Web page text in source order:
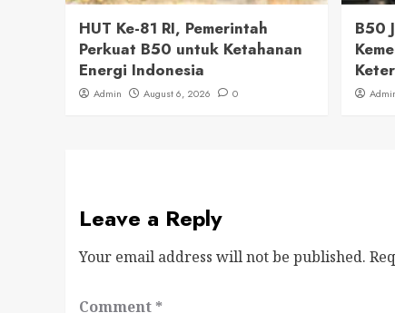
HUT Ke-81 RI, Pemerintah
Perkuat B50 untuk Ketahanan
Energi Indonesia
Admin August 6, 2026 0
B50
Leave a Reply
Your email address will not be published.
Comment *